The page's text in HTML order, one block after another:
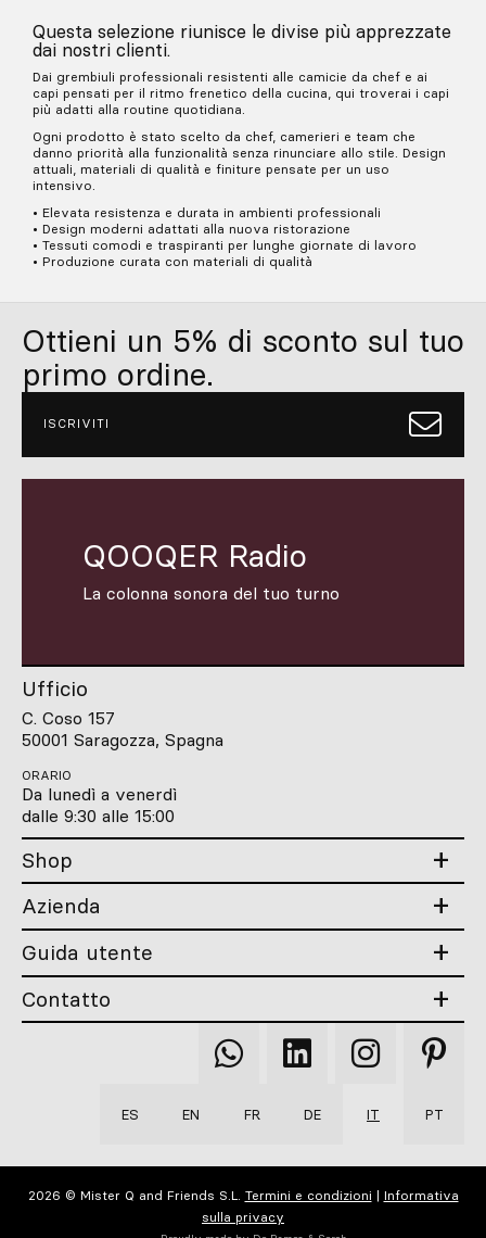
Questa selezione riunisce le divise più apprezzate
dai nostri clienti.
Dai grembiuli professionali resistenti alle camicie da chef e ai
capi pensati per il ritmo frenetico della cucina, qui troverai i capi
più adatti alla routine quotidiana.
Ogni prodotto è stato scelto da chef, camerieri e team che
danno priorità alla funzionalità senza rinunciare allo stile. Design
attuali, materiali di qualità e finiture pensate per un uso
intensivo.
• Elevata resistenza e durata in ambienti professionali
• Design moderni adattati alla nuova ristorazione
• Tessuti comodi e traspiranti per lunghe giornate di lavoro
• Produzione curata con materiali di qualità
Ottieni un 5% di sconto sul tuo
primo ordine.
ISCRIVITI
QOOQER Radio
La colonna sonora del tuo turno
Ufficio
C. Coso 157
50001 Saragozza, Spagna
ORARIO
Da lunedì a venerdì
dalle 9:30 alle 15:00
Shop
Azienda
Guida utente
Contatto
Qooqer
WhatsApp
Qooqer
Linkedin
Qooqer
Instagram
Qooqer
ES EN FR DE IT PT
2026 © Mister Q and Friends S.L. Termini e condizioni | Informativa
sulla privacy